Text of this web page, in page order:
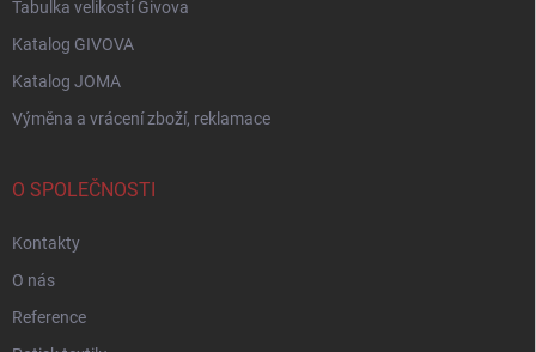
Tabulka velikostí Givova
Katalog GIVOVA
Katalog JOMA
Výměna a vrácení zboží, reklamace
O SPOLEČNOSTI
Kontakty
O nás
Reference